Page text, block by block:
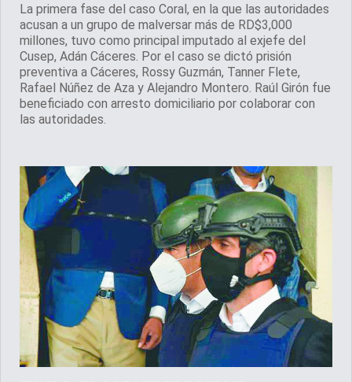
La primera fase del caso Coral, en la que las autoridades
acusan a un grupo de malversar más de RD$3,000
millones, tuvo como principal imputado al exjefe del
Cusep, Adán Cáceres. Por el caso se dictó prisión
preventiva a Cáceres, Rossy Guzmán, Tanner Flete,
Rafael Núñez de Aza y Alejandro Montero. Raúl Girón fue
beneficiado con arresto domiciliario por colaborar con
las autoridades.